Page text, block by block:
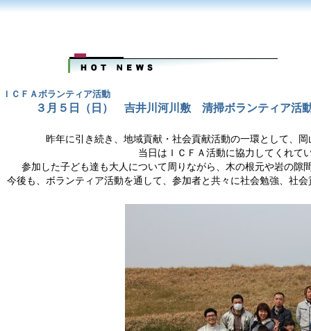
ＩＣＦＡボランティア活動
３月５日（日） 吉井川河川敷 清掃ボランティア活動
昨年に引き続き、地域貢献・社会貢献活動の一環として、
当日はＩＣＦＡ活動に協力してくれて
参加した子ども達も大人について周りながら、木の根元や岩の
今後も、ボランティア活動を通して、参加者と共々に社会勉強、社